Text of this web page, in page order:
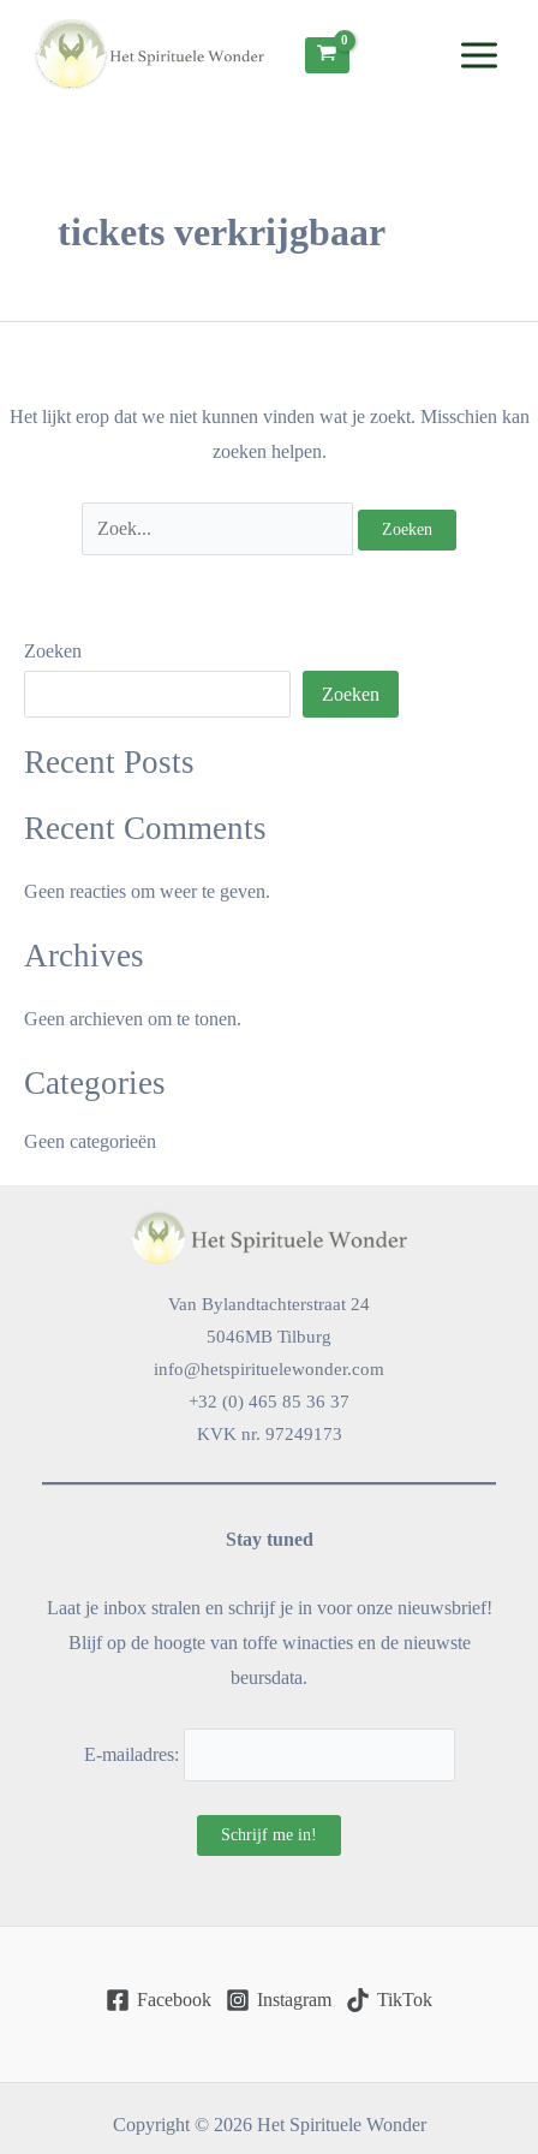
Menu
tickets verkrijgbaar
Het lijkt erop dat we niet kunnen vinden wat je zoekt. Misschien kan
zoeken helpen.
naar:
Zoeken
Zoeken
Recent Posts
Recent Comments
Geen reacties om weer te geven.
Archives
Geen archieven om te tonen.
Categories
Geen categorieën
Van Bylandtachterstraat 24
5046MB Tilburg
info@hetspirituelewonder.com
+32 (0) 465 85 36 37
KVK nr. 97249173
Stay tuned
Laat je inbox stralen en schrijf je in voor onze nieuwsbrief!
Blijf op de hoogte van toffe winacties en de nieuwste
beursdata.
E-mailadres:
Facebook Instagram TikTok
Copyright © 2026 Het Spirituele Wonder